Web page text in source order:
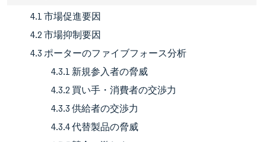
4.1 市場促進要因
4.2 市場抑制要因
4.3 ポーターのファイブフォース分析
4.3.1 新規参入者の脅威
4.3.2 買い手・消費者の交渉力
4.3.3 供給者の交渉力
4.3.4 代替製品の脅威